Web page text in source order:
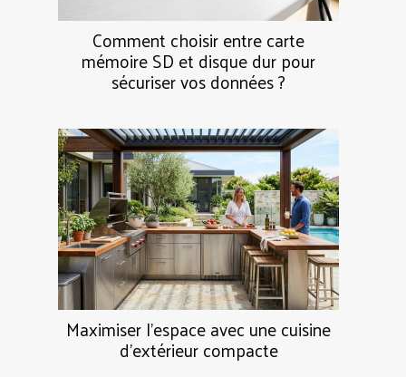
Comment choisir entre carte
mémoire SD et disque dur pour
sécuriser vos données ?
Maximiser l'espace avec une cuisine
d'extérieur compacte